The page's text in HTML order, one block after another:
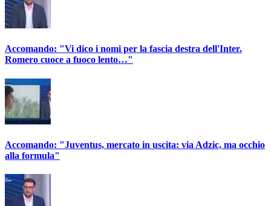
Accomando: "Vi dico i nomi per la fascia destra dell'Inter.
Romero cuoce a fuoco lento…"
Accomando: "Juventus, mercato in uscita: via Adzic, ma occhio
alla formula"